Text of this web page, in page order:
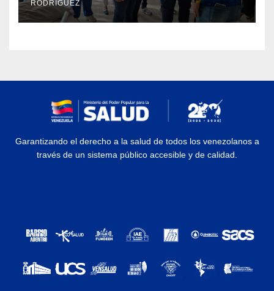
RODRÍGUEZ
Garantizando el derecho a la salud de todos los venezolanos a
través de un sistema público accesible y de calidad.